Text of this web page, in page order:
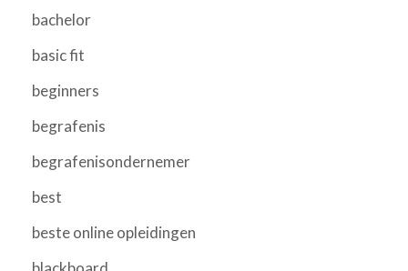
bachelor
basic fit
beginners
begrafenis
begrafenisondernemer
best
beste online opleidingen